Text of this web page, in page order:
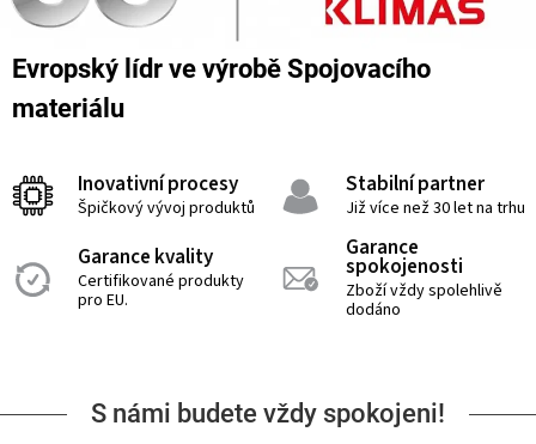
Evropský lídr ve výrobě Spojovacího
materiálu
Inovativní procesy
Špičkový vývoj produktů
Stabilní partner
Již více než 30 let na trhu
Garance kvality
Certifikované produkty
pro EU.
Garance
spokojenosti
Zboží vždy spolehlivě
dodáno
S námi budete vždy spokojeni!